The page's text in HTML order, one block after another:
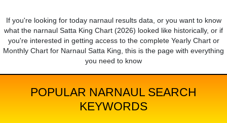
If you're looking for today narnaul results data, or you want to know
what the narnaul Satta King Chart (2026) looked like historically, or if
you're interested in getting access to the complete Yearly Chart or
Monthly Chart for Narnaul Satta King, this is the page with everything
you need to know
POPULAR NARNAUL SEARCH
KEYWORDS